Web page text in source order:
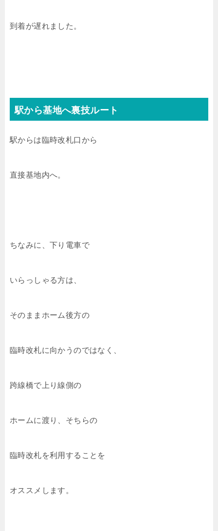
到着が遅れました。
駅から基地へ裏技ルート
駅からは臨時改札口から
直接基地内へ。
ちなみに、下り電車で
いらっしゃる方は、
そのままホーム後方の
臨時改札に向かうのではなく、
跨線橋で上り線側の
ホームに渡り、そちらの
臨時改札を利用することを
オススメします。